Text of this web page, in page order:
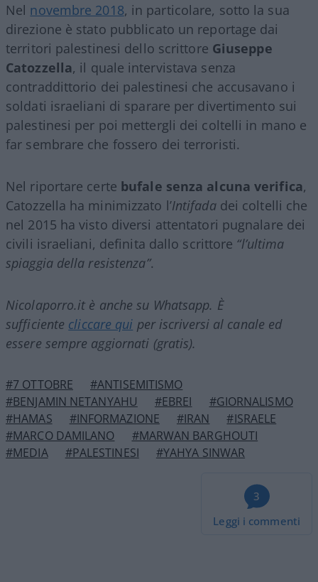
Nel novembre 2018, in particolare, sotto la sua
direzione è stato pubblicato un reportage dai
territori palestinesi dello scrittore Giuseppe
Catozzella, il quale intervistava senza
contraddittorio dei palestinesi che accusavano i
soldati israeliani di sparare per divertimento sui
palestinesi per poi mettergli dei coltelli in mano e
far sembrare che fossero dei terroristi.
Nel riportare certe bufale senza alcuna verifica,
Catozzella ha minimizzato l’Intifadadei coltelli che
nel 2015 ha visto diversi attentatori pugnalare dei
civili israeliani, definita dallo scrittore “l’ultima
spiaggia della resistenza”.
Nicolaporro.it è anche su Whatsapp. È
sufficiente cliccare qui per iscriversi al canale ed
essere sempre aggiornati (gratis).
#7 OTTOBRE
#ANTISEMITISMO
#BENJAMIN NETANYAHU
#EBREI
#GIORNALISMO
#HAMAS
#INFORMAZIONE #IRAN
#ISRAELE
#MARCO DAMILANO
#MARWAN BARGHOUTI
#MEDIA
#PALESTINESI #YAHYA SINWAR
3
Leggi i commenti